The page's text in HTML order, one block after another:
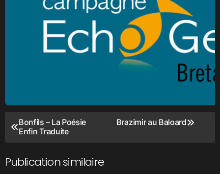
Navigation
de
l’article
Bonfils – La Poésie
Enfin Traduite
Brazimir au Baloard
Publication similaire